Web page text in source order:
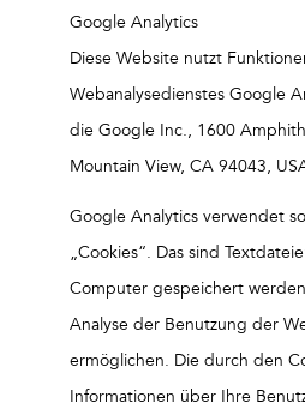
Google Analytics
Diese Website nutzt
Webanalysedienstes Google
die Google Inc., 1600
Mountain View, CA 94043,
Google Analytics verwendet
„Cookies“. Das sind
Computer gespeichert
Analyse der Benutzung der
ermöglichen. Die durch den
Informationen über Ihre